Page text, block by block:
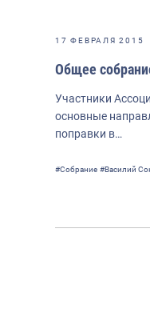
17 ФЕВРАЛЯ 2015
Общее
Участники
основные
поправки в…
#Собрание #Василий